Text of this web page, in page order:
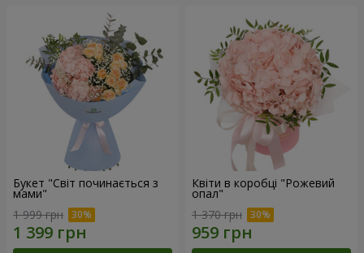
Букет "Світ починається з
мами"
1 999 грн
Квіти в коробці "Рожевий
опал"
1 370 грн